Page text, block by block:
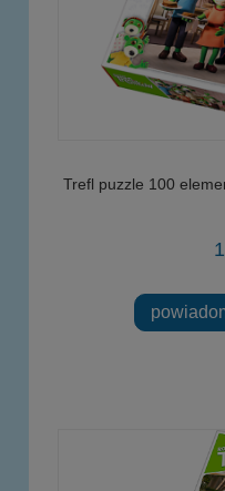
Trefl puzzle 100